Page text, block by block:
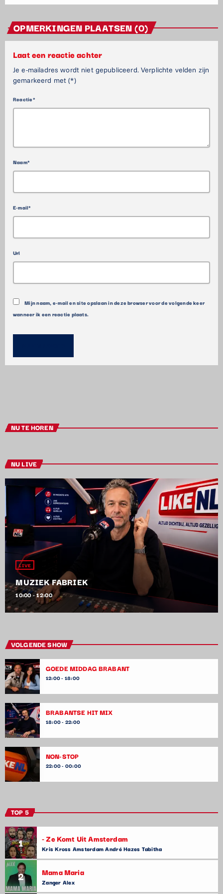
OPMERKINGEN PLAATSEN (0)
Laat een reactie achter
Je e-mailadres wordt niet gepubliceerd. Verplichte velden zijn
gemarkeerd met (*)
Reactie*
Naam*
E-mail*
Url
Mijn naam, e-mail en site opslaan in deze browser voor de volgende keer
wanneer ik een reactie plaats.
NU TE HOREN
NU LIVE
LIVE
MUZIEK FABRIEK
10:00 - 12:00
VOLGENDE SHOW
GOEDE MIDDAG BRABANT
12:00 - 18:00
BRABANTSE HIT MIX
18:00 - 22:00
NON-STOP
22:00 - 00:00
TOP 5
1 - Ze Komt Uit Amsterdam
Kris Kross Amsterdam André Hazes Tabitha
2 Mama Maria
Zanger Alex